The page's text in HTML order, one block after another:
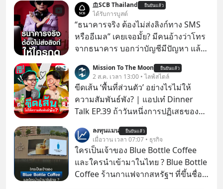
ป๊าผมเห็นโปสเตอร์หนังเรื่องนี้หลาย
เดือนก่อนและอยากดูมาก ด้วยเพราะว่า
อากงก็มาจากเมืองจีน ป๊าก็พูดแต้จิ๋วได้
มีเรื่องราวมีความผูกพันที่ได้ยินตั้งแต่
SCB Thailand ยืนยันแล้ว
ได้รับการบูสต์
“ธนาคารจริง ต้องไม่ส่งลิงก์ทาง SMS
หรืออีเมล” เคยเจอมั้ย? มีคนอ้างว่าโทร
จากธนาคาร บอกว่าบัญชีมีปัญหา แล้ว
ทันที มาฟัง “ป้าเก๋าเล่ากลโกง” เพื่อรู้ทัน
มุกหลอกลวงในคราบความน่าเชื่อถือ
กันค่ะ #แก้เกมกลโกง #ป้าเก๋าเล่ากล
โกง #LivesSustainably #อยู่อย่าง
#FraudEducation #FinancialLiteracy
#DigitalBankWithHumanTouch
Mission To The Moon ยืนยันแล้ว
2 ส.ค. เวลา 13:00 • ไลฟ์สไตล์
ขีดเส้น ‘พื้นที่ส่วนตัว’ อย่างไรไม่ให้
ความสัมพันธ์พัง? | แอปเท๋ Dinner
Talk EP.39 ถ้าวันหนึ่งการปฏิเสธของ
ตั้งกำแพงใส่และมองว่าเราเห็นแก่ตัวทั้ง
ที่เราเองก็ไม่เคยปฏิเสธใครอย่างนี้มา
ก่อน แต่พอตั้งใจจะ ‘สร้างขอบเขต’ เพื่อ
ตัวเองดูสักครั้ง กลับทำให้เกิดรอยร้าว
ลงทุนแมน ยืนยันแล้ว
เมื่อวาน เวลา 07:07 • ธุรกิจ
ใครเป็นเจ้าของ Blue Bottle Coffee
และใครนำเข้ามาในไทย ? Blue Bottle
Coffee ร้านกาแฟจากสหรัฐฯ ที่ขึ้นชื่อ